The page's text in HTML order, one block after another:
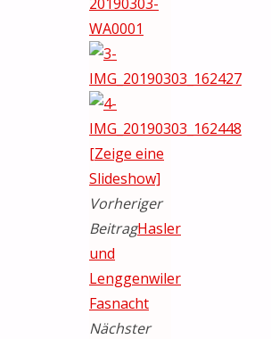
[Zeige eine
Slideshow]
Vorheriger
BeitragHasler
und
Lenggenwiler
Fasnacht
Nächster